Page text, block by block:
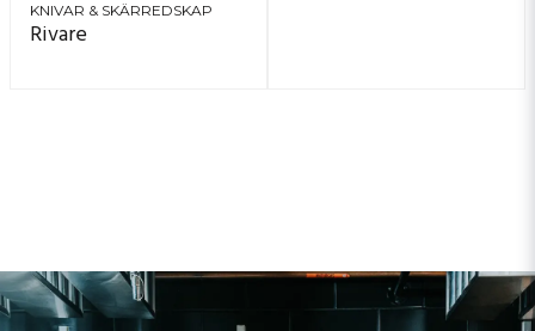
KNIVAR & SKÄRREDSKAP
Rivare